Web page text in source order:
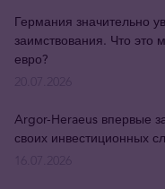
Германия значительно
заимствования. Что это
евро?
Argor-Heraeus впервые
своих инвестиционных